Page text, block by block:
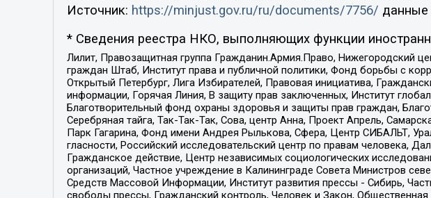
Источник: https://minjust.gov.ru/ru/documents/7756/ данные
* Сведения реестра НКО, выполняющих функции
Лилит, Правозащитная группа Гражданин.Армия.Право, Нижегородский
граждан Штаб, Институт права и публичной политики, Фонд борьбы с
Открытый Петербург, Лига Избирателей, Правовая инициатива,
информации, Горячая Линия, В защиту прав заключенных, Институт
Благотворительный фонд охраны здоровья и защиты прав граждан,
Серебряная тайга, Так-Так-Так, Сова, центр Анна, Проект Апрель,
Парк Гагарина, Фонд имени Андрея Рылькова, Сфера, Центр СИБАЛЬТ,
гласности, Российский исследовательский центр по правам человека,
Гражданское действие, Центр независимых социологических
организаций, Частное учреждение в Калининграде Совета Министров
Средств Массовой Информации, Институт развития прессы - Сибирь,
свободы прессы, Гражданский контроль, Человек и Закон,